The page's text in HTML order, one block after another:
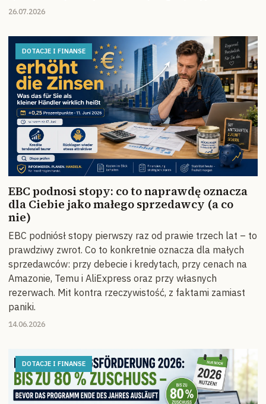
26.07.2026
DOTACJE I FINANSE
EBC podnosi stopy: co to naprawdę oznacza
dla Ciebie jako małego sprzedawcy (a co
nie)
EBC podniósł stopy pierwszy raz od prawie trzech lat – to
prawdziwy zwrot. Co to konkretnie oznacza dla małych
sprzedawców: przy debecie i kredytach, przy cenach na
Amazonie, Temu i AliExpress oraz przy własnych
rezerwach. Mit kontra rzeczywistość, z faktami zamiast
paniki.
14.06.2026
DOTACJE I FINANSE